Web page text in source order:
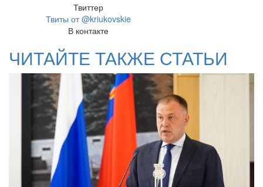
Твиттер
Твиты от @kriukovskie
В контакте
ЧИТАЙТЕ ТАКЖЕ СТАТЬИ